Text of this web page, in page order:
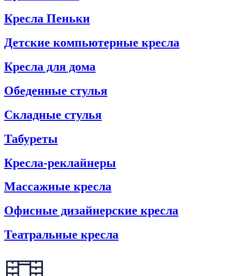
Кресла Пеньки
Детские компьютерные кресла
Кресла для дома
Обеденные стулья
Складные стулья
Табуреты
Кресла-реклайнеры
Массажные кресла
Офисные дизайнерские кресла
Театральные кресла